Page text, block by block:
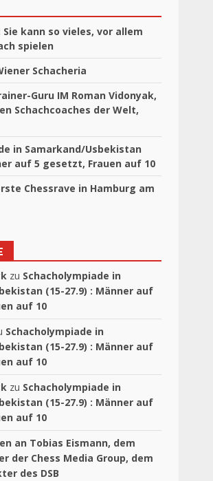
Sie kann so vieles, vor allem
spielen
Schacheria
Guru IM Roman Vidonyak,
Schachcoaches der Welt,
in Samarkand/Usbekistan
auf 5 gesetzt, Frauen auf 10
Chessrave in Hamburg am
zu Schacholympiade in
(15-27.9) : Männer auf
auf 10
Schacholympiade in
(15-27.9) : Männer auf
auf 10
zu Schacholympiade in
(15-27.9) : Männer auf
auf 10
an Tobias Eismann, dem
der Chess Media Group, dem
des DSB